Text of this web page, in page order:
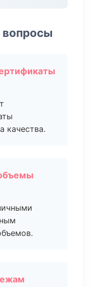
вопросы
качества.